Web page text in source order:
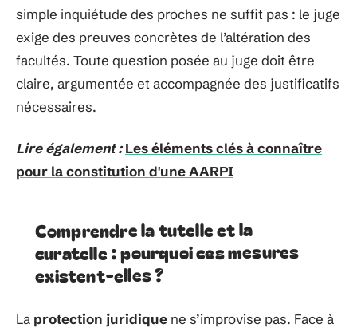
simple inquiétude des proches ne suffit pas : le juge
exige des preuves concrètes de l’altération des
facultés. Toute question posée au juge doit être
claire, argumentée et accompagnée des justificatifs
nécessaires.
Lire également : Les éléments clés à connaître
pour la constitution d'une AARPI
Comprendre la tutelle et la
curatelle : pourquoi ces mesures
existent-elles ?
La protection juridique ne s’improvise pas. Face à